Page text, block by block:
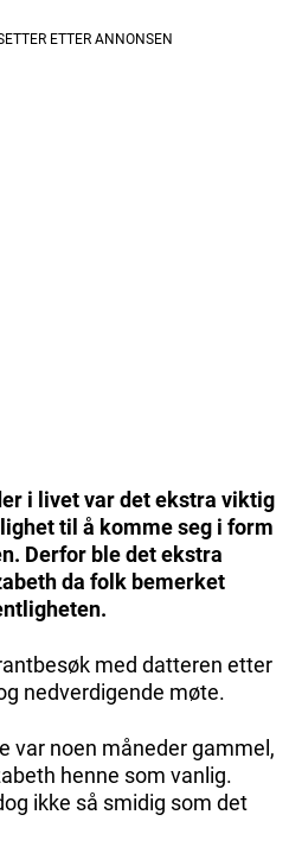
i livet var det ekstra viktig
til å komme seg i form
Derfor ble det ekstra
da folk bemerket
med datteren etter
nedverdigende møte.
var noen måneder gammel,
henne som vanlig.
ikke så smidig som det